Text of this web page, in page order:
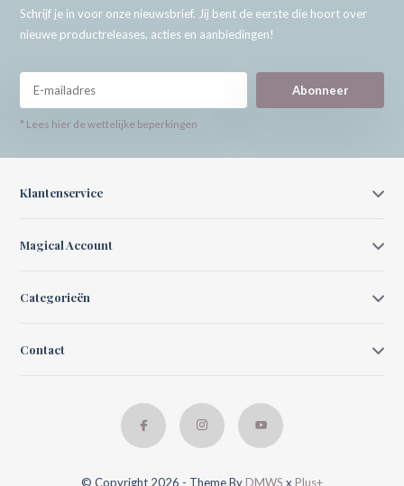
Schrijf je in voor onze nieuwsbrief. Jij bent de eerste die hoort over
nieuwe productreleases, acties en aanbiedingen!
Abonneer
* Lees hier de wettelijke beperkingen
Klantenservice
Magical Account
Categorieën
Contact
© Copyright 2026 - Theme By DMWS x Plus+